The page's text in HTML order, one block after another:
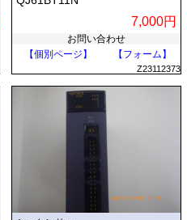
7,000円
お問い合わせ
【個別ページ】
【フォーム】
Z23112373